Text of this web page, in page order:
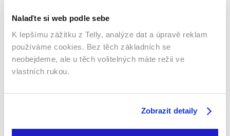
Nalaďte si web podle sebe
K lepšímu zážitku z Telly, analýze dat a úpravě reklam
používáme cookies. Bez těch základních se
neobejdeme, ale u těch volitelných máte režii ve
vlastních rukou.
Zobrazit detaily
1986 | USA | 106 min
Filmy / Drama / Akční